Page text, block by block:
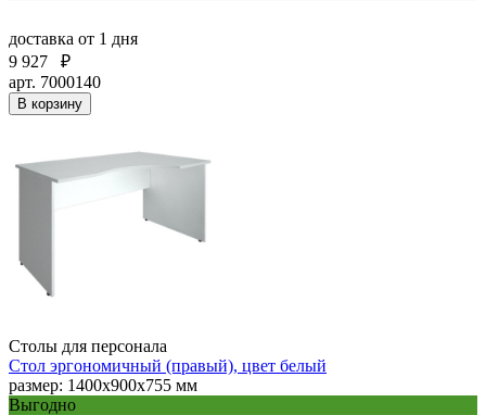
доставка от 1 дня
9 927
₽
арт. 7000140
В корзину
Столы для персонала
Стол эргономичный (правый), цвет белый
размер: 1400х900х755 мм
Выгодно